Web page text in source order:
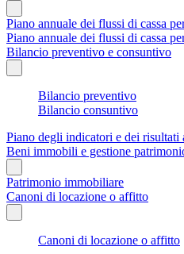
Piano annuale dei flussi di cassa
Piano annuale dei flussi di cassa
Bilancio preventivo e consuntivo
Bilancio preventivo
Bilancio consuntivo
Piano degli indicatori e dei risultati
Beni immobili e gestione
Patrimonio immobiliare
Canoni di locazione o affitto
Canoni di locazione o affitto